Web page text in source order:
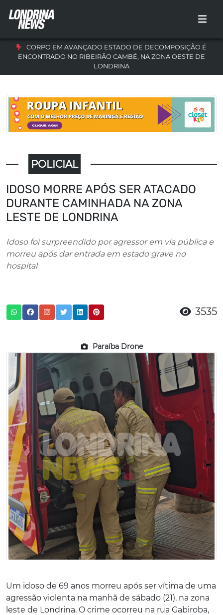
CORPO EM AVANÇADO ESTADO DE DECOMPOSIÇÃO É
ENCONTRADO NO RIBEIRÃO CAMBÉ, NA ZONA OESTE DE
LONDRINA
POLICIAL
IDOSO MORRE APÓS SER ATACADO
DURANTE CAMINHADA NA ZONA
LESTE DE LONDRINA
Idoso foi surpreendido por agressor em via pública e
morreu após dar entrada em estado grave no
hospital
3535
Paraíba Drone
Um idoso de 69 anos morreu após ser vítima de uma
agressão violenta na manhã de sábado (21), na zona
leste de Londrina. O crime ocorreu na rua Gabiroba,